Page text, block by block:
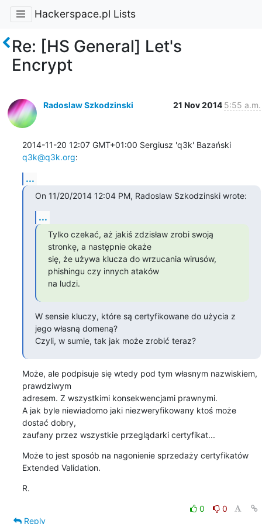
Hackerspace.pl Lists
Re: [HS General] Let's
Encrypt
Radoslaw Szkodzinski 21 Nov 2014 5:55 a.m.
2014-11-20 12:07 GMT+01:00 Sergiusz 'q3k' Bazański
q3k@q3k.org:
...
On 11/20/2014 12:04 PM, Radoslaw Szkodzinski wrote:
...
Tylko czekać, aż jakiś zdzisław zrobi swoją
stronkę, a następnie okaże
się, że używa klucza do wrzucania wirusów,
phishingu czy innych ataków
na ludzi.
W sensie kluczy, które są certyfikowane do użycia z
jego własną domeną?
Czyli, w sumie, tak jak może zrobić teraz?
Może, ale podpisuje się wtedy pod tym własnym nazwiskiem,
prawdziwym
adresem. Z wszystkimi konsekwencjami prawnymi.
A jak byle niewiadomo jaki niezweryfikowany ktoś może
dostać dobry,
zaufany przez wszystkie przeglądarki certyfikat...
Może to jest sposób na nagonienie sprzedaży certyfikatów
Extended Validation.
R.
0
0
Reply